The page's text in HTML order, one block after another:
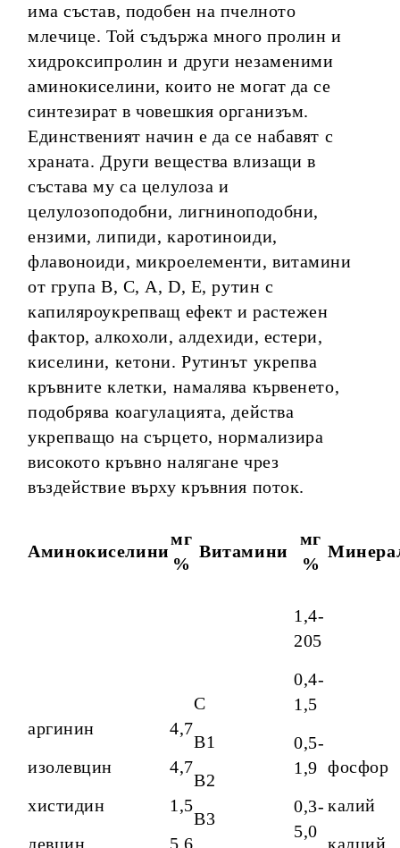
има състав, подобен на пчелното
млечице. Той съдържа много пролин и
хидроксипролин и други незаменими
аминокиселини, които не могат да се
синтезират в човешкия организъм.
Единственият начин е да се набавят с
храната. Други вещества влизащи в
състава му са целулоза и
целулозоподобни, лигниноподобни,
ензими, липиди, каротиноиди,
флавоноиди, микроелементи, витамини
от група В, С, А, D, E, рутин с
капиляроукрепващ ефект и растежен
фактор, алкохоли, алдехиди, естери,
киселини, кетони. Рутинът укрепва
кръвните клетки, намалява кървенето,
подобрява коагулацията, действа
укрепващо на сърцето, нормализира
високото кръвно налягане чрез
въздействие върху кръвния поток.
Аминокиселини
мг
%
Витамини
мг
%
аргинин
изолевцин
хистидин
левцин
4,7
4,7
1,5
5,6
C
B1
B2
B3
1,4-
205
0,4-
1,5
0,5-
1,9
0,3-
5,0
фосфор
калий
калций